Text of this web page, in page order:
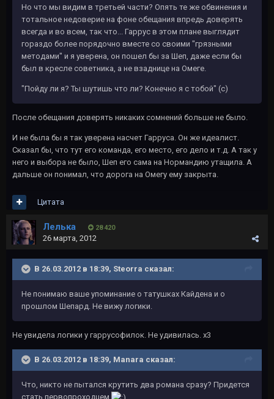
Но что мы видим в третьей части? Опять те же обвинения и
тотальное недоверие на фоне обещания впредь доверять
всегда и во всем, так что... Гаррус в этом плане выглядит
гораздо более порядочно вместе со своими "грязными
методами" и я уверена, он пошел бы за Шеп, даже если бы
был в кресле советника, а не взаднице на Омеге.
"Пойду ли я? Ты шутишь что ли? Конечно я с тобой" (с)
После обещания доверять никаких сомнений больше не было.
И не была бы я так уверена насчет Гарруса. Он же идеалист.
Сказал бы, что тут его команда, его место, его дело и т.д. А так у
него и выбора не было, Шеп его сама на Нормандию утащила. А
дальше он понимал, что дорога на Омегу ему закрыта.
Цитата
Лелька 28 420
26 марта, 2012
В 26.03.2012 в 18:39, Steorra сказал:
Не понимаю ваше упоминание о татушках Кайдена и о
прошлом Шепард. Не вижу логики.
Не увидела логики у гаррусофилок. Не удивилась. х3
В 26.03.2012 в 18:39, Manara сказал:
Что, никто не пытался крутить два романа сразу? Придется
стать первопроходцем